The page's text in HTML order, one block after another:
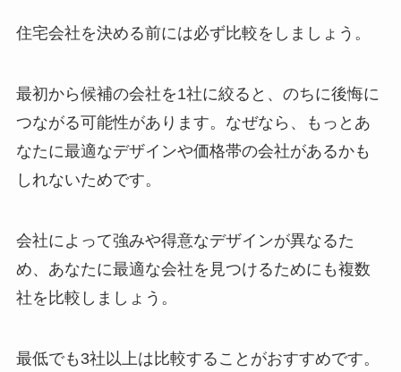
住宅会社を決める前には必ず比較をしましょう。
最初から候補の会社を1社に絞ると、のちに後悔に
つながる可能性があります。なぜなら、もっとあ
なたに最適なデザインや価格帯の会社があるかも
しれないためです。
会社によって強みや得意なデザインが異なるた
め、あなたに最適な会社を見つけるためにも複数
社を比較しましょう。
最低でも3社以上は比較することがおすすめです。